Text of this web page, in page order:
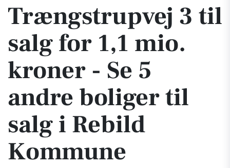
Trængstrupvej 3 til
salg for 1,1 mio.
kroner - Se 5
andre boliger til
salg i Rebild
Kommune